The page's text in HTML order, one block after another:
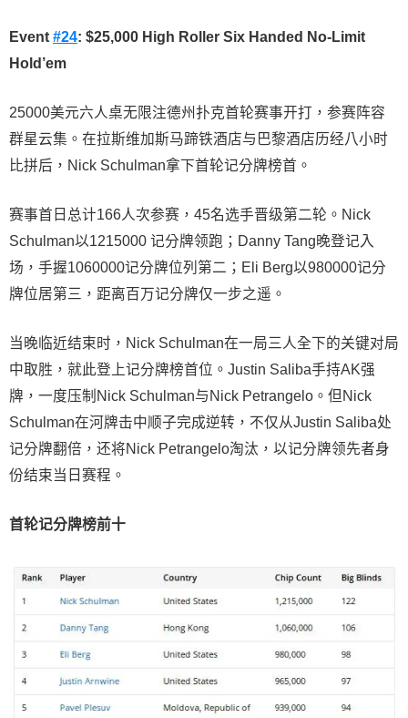
Event #24: $25,000 High Roller Six Handed No-Limit
Hold’em
25000美元六人桌无限注德州扑克首轮赛事开打，参赛阵容
群星云集。在拉斯维加斯马蹄铁酒店与巴黎酒店历经八小时
比拼后，Nick Schulman拿下首轮记分牌榜首。
赛事首日总计166人次参赛，45名选手晋级第二轮。Nick
Schulman以1215000 记分牌领跑；Danny Tang晚登记入
场，手握1060000记分牌位列第二；Eli Berg以980000记分
牌位居第三，距离百万记分牌仅一步之遥。
当晚临近结束时，Nick Schulman在一局三人全下的关键对局
中取胜，就此登上记分牌榜首位。Justin Saliba手持AK强
牌，一度压制Nick Schulman与Nick Petrangelo。但Nick
Schulman在河牌击中顺子完成逆转，不仅从Justin Saliba处
记分牌翻倍，还将Nick Petrangelo淘汰，以记分牌领先者身
份结束当日赛程。
首轮记分牌榜前十